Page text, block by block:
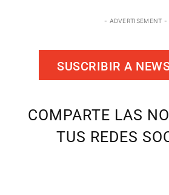
- ADVERTISEMENT -
SUSCRIBIR A
COMPARTE LAS
TUS REDES